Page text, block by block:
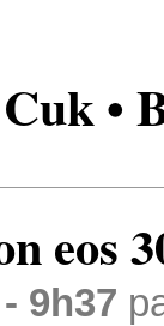
•
eos
9h37